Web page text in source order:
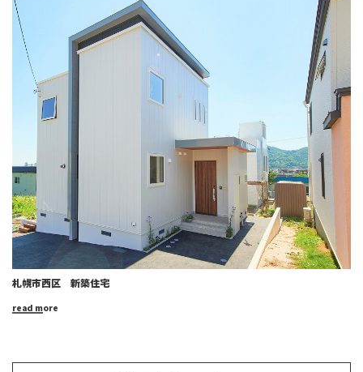
札幌市西区 新築住宅
read more